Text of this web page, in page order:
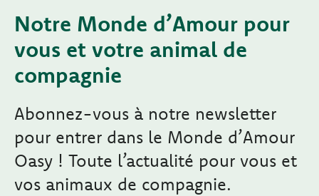
Notre Monde d’Amour pour
vous et votre animal de
compagnie
Abonnez-vous à notre newsletter
pour entrer dans le Monde d’Amour
Oasy ! Toute l’actualité pour vous et
vos animaux de compagnie.